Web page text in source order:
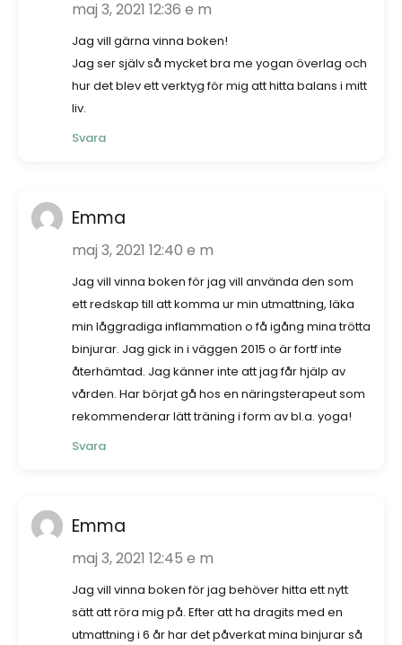
maj 3, 2021 12:36 e m
Jag vill gärna vinna boken!
Jag ser själv så mycket bra me yogan överlag och
hur det blev ett verktyg för mig att hitta balans i mitt
liv.
Svara
Emma
maj 3, 2021 12:40 e m
Jag vill vinna boken för jag vill använda den som
ett redskap till att komma ur min utmattning, läka
min låggradiga inflammation o få igång mina trötta
binjurar. Jag gick in i väggen 2015 o är fortf inte
återhämtad. Jag känner inte att jag får hjälp av
vården. Har börjat gå hos en näringsterapeut som
rekommenderar lätt träning i form av bl.a. yoga!
Svara
Emma
maj 3, 2021 12:45 e m
Jag vill vinna boken för jag behöver hitta ett nytt
sätt att röra mig på. Efter att ha dragits med en
utmattning i 6 år har det påverkat mina binjurar så